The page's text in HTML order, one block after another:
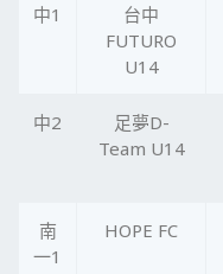
中1
台中
FUTURO
U14
中2
足夢D-
Team U14
南
一1
HOPE FC